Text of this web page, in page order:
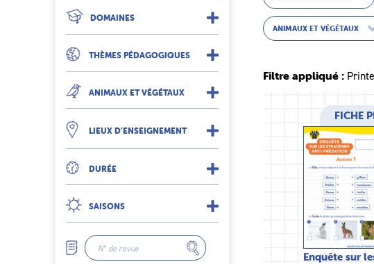
DOMAINES
THÈMES PÉDAGOGIQUES
ANIMAUX ET VÉGÉTAUX
LIEUX D’ENSEIGNEMENT
DURÉE
SAISONS
ANIMAUX ET VÉGÉTAUX
Filtre appliqué :
FICHE
Enquête sur